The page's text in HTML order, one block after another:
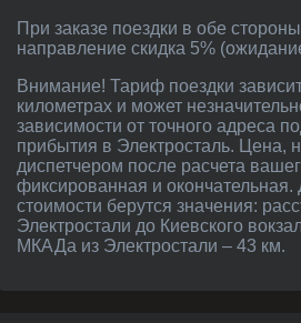
При заказе поездки в обе стороны – на обратное
направление скидка 5%
Внимание! Тариф поездки зависит от расстояния в
километрах и может
зависимости от точного адреса
прибытия в Электросталь. Цена,
диспетчером после расчета
фиксированная и окончательная.
стоимости берутся значения:
Электростали до Киевского
МКАДа из Электростали – 43 км.